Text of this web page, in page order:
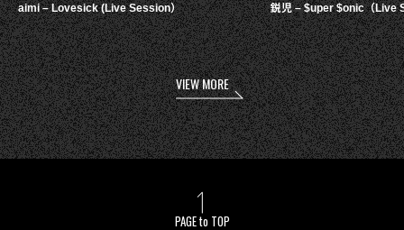
aimi – Lovesick (Live Session） 鋭児 – $uper $onic（Live
VIEW MORE
PAGE to TOP